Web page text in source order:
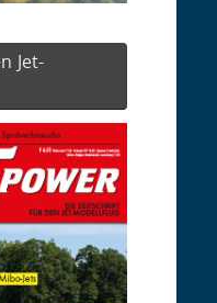
Jet-